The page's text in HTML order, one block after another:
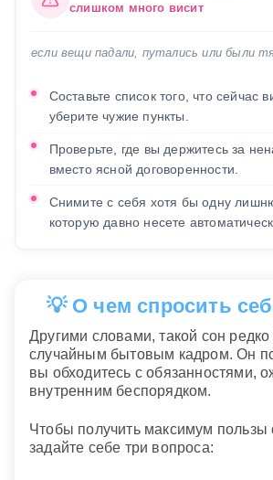
слишком много висит
если вещи падали, путались или были
Составьте список того, что сейчас
уберите чужие пункты.
Проверьте, где вы держитесь за
вместо ясной договоренности.
Снимите с себя хотя бы одну
которую давно несете
💡 О чем спросить
Другими словами, такой сон
случайным бытовым кадром. Он
вы обходитеcь с обязанностями,
внутренним беспорядком.
Чтобы получить максимум пользы
задайте себе три вопроса: